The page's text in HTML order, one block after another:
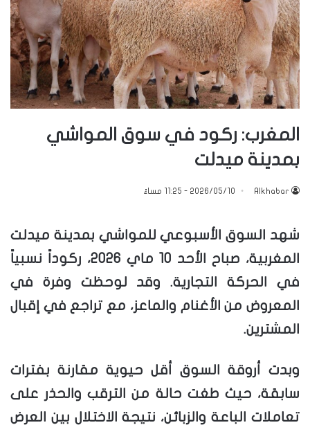
المغرب: ركود في سوق المواشي
بمدينة ميدلت
Alkhabar 2026/05/10 - 11:25 مساءً
شهد السوق الأسبوعي للمواشي بمدينة ميدلت
المغربية، صباح الأحد 10 ماي 2026، ركوداً نسبياً
في الحركة التجارية. وقد لوحظت وفرة في
المعروض من الأغنام والماعز، مع تراجع في إقبال
المشترين.
وبدت أروقة السوق أقل حيوية مقارنة بفترات
سابقة، حيث طغت حالة من الترقب والحذر على
تعاملات الباعة والزبائن، نتيجة الاختلال بين العرض